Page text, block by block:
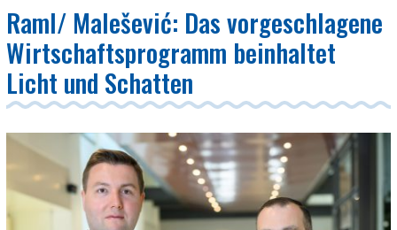
Raml/ Malešević: Das vorgeschlagene
Wirtschaftsprogramm beinhaltet
Licht und Schatten